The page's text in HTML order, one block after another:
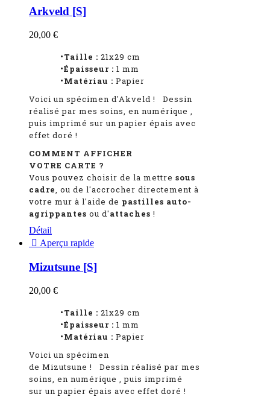
Arkveld [S]
20,00 €
•Taille : 21x29 cm
•Épaisseur : 1 mm
•Matériau : Papier
Voici un spécimen d'Akveld !
Dessin
réalisé par mes soins, en numérique ,
puis imprimé sur un papier épais avec
effet doré !
COMMENT AFFICHER
VOTRE CARTE ?
Vous pouvez choisir de la mettre sous
cadre, ou de l'accrocher directement à
votre mur à l'aide de pastilles auto-
agrippantes ou d'attaches !
Détail
 Aperçu rapide
Mizutsune [S]
20,00 €
•Taille : 21x29 cm
•Épaisseur : 1 mm
•Matériau : Papier
Voici un spécimen
de Mizutsune !
Dessin réalisé par mes
soins, en numérique , puis imprimé
sur un papier épais avec effet doré !